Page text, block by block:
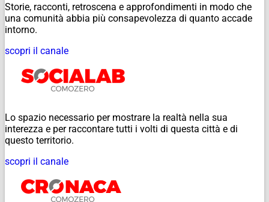
Storie, racconti, retroscena e approfondimenti in modo che
una comunità abbia più consapevolezza di quanto accade
intorno.
scopri il canale
Lo spazio necessario per mostrare la realtà nella sua
interezza e per raccontare tutti i volti di questa città e di
questo territorio.
scopri il canale